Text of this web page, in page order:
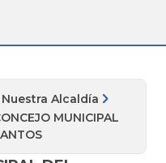
Nuestra Alcaldía
MUNICIPAL